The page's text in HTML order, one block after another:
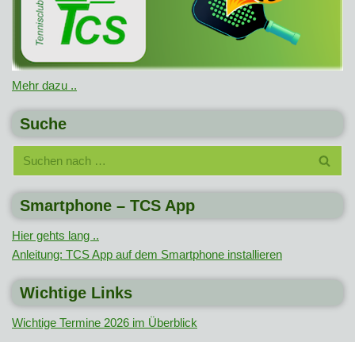
Mehr dazu ..
Suche
Smartphone – TCS App
Hier gehts lang ..
Anleitung: TCS App auf dem Smartphone installieren
Wichtige Links
Wichtige Termine 2026 im Überblick